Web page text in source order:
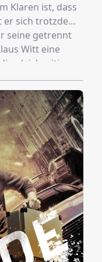
Klaren ist, dass
er sich trotzdem
seine getrennt
Witt eine
gleichzeitig
Um die Familie
Sarah Brandt
und Mario
Trotz aller
Ort zur